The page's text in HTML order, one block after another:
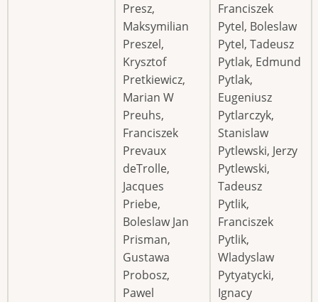
Presz,
Maksymilian
Preszel,
Krysztof
Pretkiewicz,
Marian W
Preuhs,
Franciszek
Prevaux
deTrolle,
Jacques
Priebe,
Boleslaw Jan
Prisman,
Gustawa
Probosz,
Pawel
Franciszek
Pytel, Boleslaw
Pytel, Tadeusz
Pytlak, Edmund
Pytlak,
Eugeniusz
Pytlarczyk,
Stanislaw
Pytlewski, Jerzy
Pytlewski,
Tadeusz
Pytlik,
Franciszek
Pytlik,
Wladyslaw
Pytyatycki,
Ignacy